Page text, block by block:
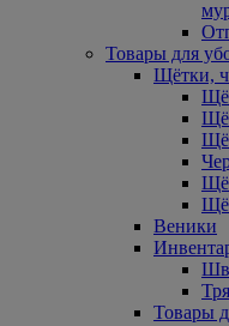
Товары для
Щётки,
Веники
Товары